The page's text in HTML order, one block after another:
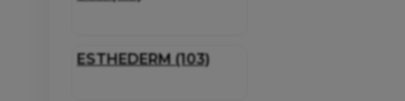
ESTHEDERM (103)